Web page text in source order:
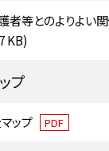
者等とのよりよい
KB)
プ
ップ PDF